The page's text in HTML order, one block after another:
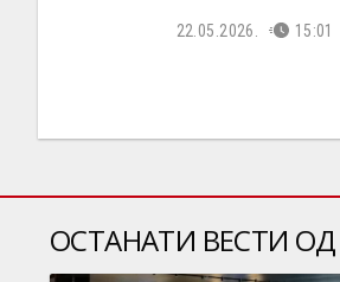
22.05.2026. 15:01
ОСТАНАТИ ВЕСТИ ОД